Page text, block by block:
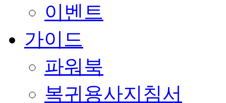
이벤트
가이드
파워북
복귀용사지침서